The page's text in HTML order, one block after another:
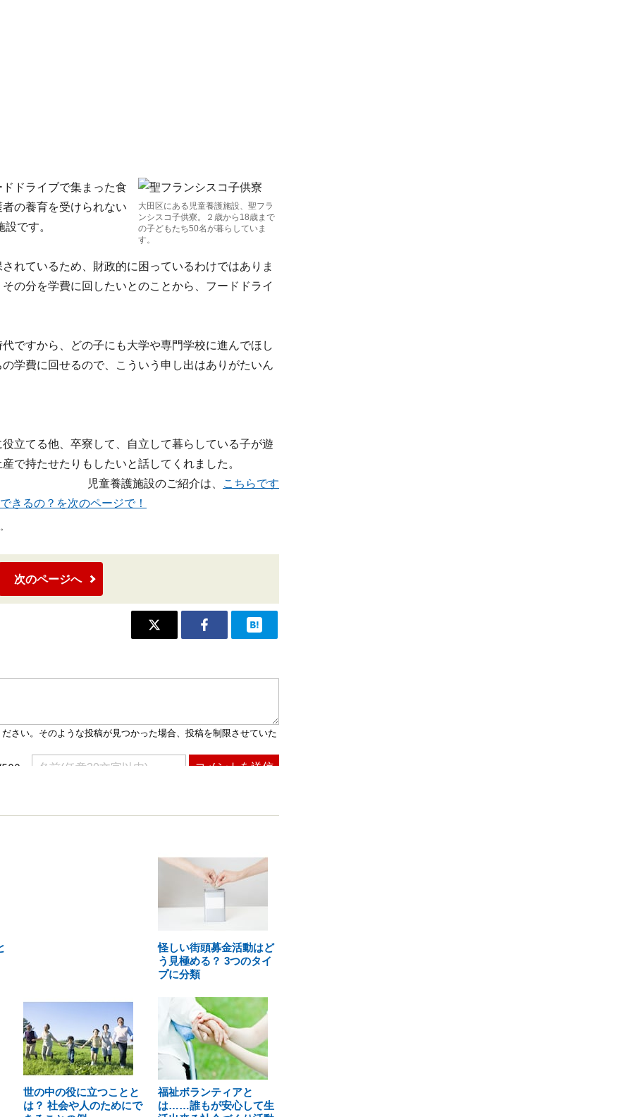
大田区にある児童養護施設、聖フラ
ンシスコ子供寮。２歳から18歳まで
の子どもたち50名が暮らしていま
す。
ドライブで集まった食
の養育を受けられない
です。
れているため、財政的に困っているわけではありま
の分を学費に回したいとのことから、フードドライ
ですから、どの子にも大学や専門学校に進んでほし
学費に回せるので、こういう申し出はありがたいん
立てる他、卒寮して、自立して暮らしている子が遊
で持たせたりもしたいと話してくれました。
児童養護施設のご紹介は、
こちらです
きるの？を次のページで！
次のページへ
怪しい街頭募金活動はど
う見極める？ 3つのタイ
プに分類
世の中の役に立つことと
は？ 社会や人のためにで
福祉ボランティアと
は……誰もが安心して生